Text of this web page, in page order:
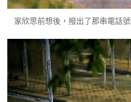
家欣思前想後，撥出了那串電話